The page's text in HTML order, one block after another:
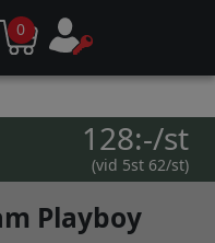
0
128:-/st
(vid 5st 62/st)
Playboy